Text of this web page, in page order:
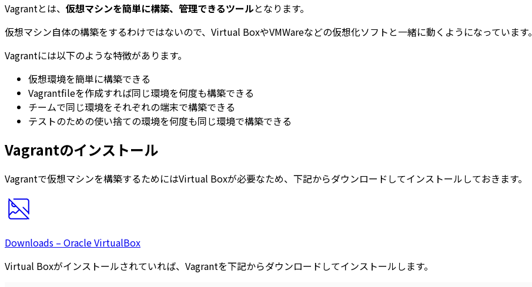
Vagrantとは、 仮想マシンを簡単に構築、管理できるツールとなります。
仮想マシン自体の構築をするわけではないので、Virtual BoxやVMWareなどの仮想化ソフトと一緒に動くようになっています。
Vagrantには以下のような特徴があります。
仮想環境を簡単に構築できる
Vagrantfileを作成すれば同じ環境を何度も構築できる
チームで同じ環境をそれぞれの端末で構築できる
テストのための使い捨ての環境を何度も同じ環境で構築できる
Vagrantのインストール
Vagrantで仮想マシンを構築するためにはVirtual Boxが必要なため、下記からダウンロードしてインストールしておきます。
Downloads – Oracle VirtualBox
Virtual Boxがインストールされていれば、Vagrantを下記からダウンロードしてインストールします。